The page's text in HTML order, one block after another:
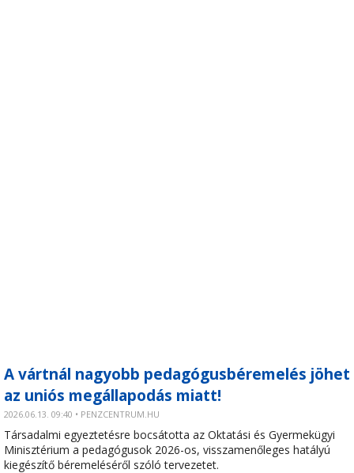
A vártnál nagyobb pedagógusbéremelés jöhet
az uniós megállapodás miatt!
2026.06.13. 09:40 • PENZCENTRUM.HU
Társadalmi egyeztetésre bocsátotta az Oktatási és Gyermekügyi
Minisztérium a pedagógusok 2026-os, visszamenőleges hatályú
kiegészítő béremeléséről szóló tervezetet.